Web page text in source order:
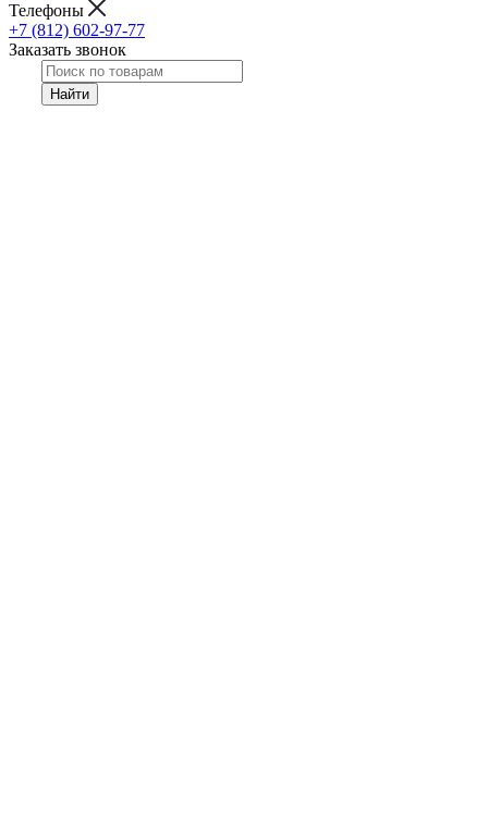
Телефоны
+7 (812) 602-97-77
Заказать звонок
Найти